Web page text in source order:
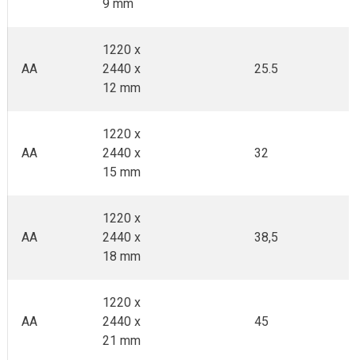
9 mm
AA
1220 x
2440 x
12 mm
25.5
AA
1220 x
2440 x
15 mm
32
AA
1220 x
2440 x
18 mm
38,5
AA
1220 x
2440 x
21 mm
45